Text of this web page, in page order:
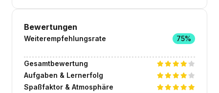
Bewertungen
Weiterempfehlungsrate 75%
Gesamtbewertung
Aufgaben & Lernerfolg
Spaßfaktor & Atmosphäre